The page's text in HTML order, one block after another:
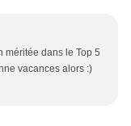
méritée dans le Top 5
vacances alors :)